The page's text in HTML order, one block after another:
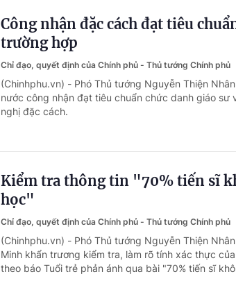
Công nhận đặc cách đạt tiêu
trường hợp
Chỉ đạo, quyết định của Chính phủ - Thủ tướng Chính phủ
(Chinhphu.vn) - Phó Thủ tướng Nguyễn Thiện
nước công nhận đạt tiêu chuẩn chức danh giáo
nghị đặc cách.
Kiểm tra thông tin "70% tiến sĩ
học"
Chỉ đạo, quyết định của Chính phủ - Thủ tướng Chính phủ
(Chinhphu.vn) - Phó Thủ tướng Nguyễn Thiện
Minh khẩn trương kiểm tra, làm rõ tính xác thực
theo báo Tuổi trẻ phản ánh qua bài "70% tiến sĩ